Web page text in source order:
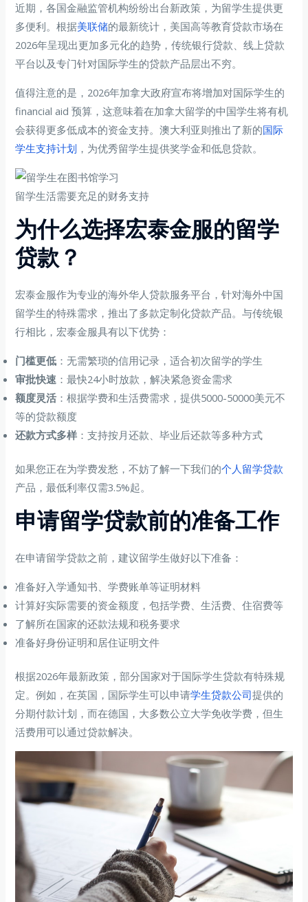
近期，各国金融监管机构纷纷出台新政策，为留学生提供更
多便利。根据美联储的最新统计，美国高等教育贷款市场在
2026年呈现出更加多元化的趋势，传统银行贷款、线上贷款
平台以及专门针对国际学生的贷款产品层出不穷。
值得注意的是，2026年加拿大政府宣布将增加对国际学生的
financial aid 预算，这意味着在加拿大留学的中国学生将有机
会获得更多低成本的资金支持。澳大利亚则推出了新的国际
学生支持计划 ，为优秀留学生提供奖学金和低息贷款。
留学生活需要充足的财务支持
为什么选择宏泰金服的留学
贷款？
宏泰金服作为专业的海外华人贷款服务平台，针对海外中国
留学生的特殊需求，推出了多款定制化贷款产品。与传统银
行相比，宏泰金服具有以下优势：
门槛更低 ：无需繁琐的信用记录，适合初次留学的学生
审批快速 ：最快24小时放款，解决紧急资金需求
额度灵活 ：根据学费和生活费需求，提供5000-50000美元不
等的贷款额度
还款方式多样 ：支持按月还款、毕业后还款等多种方式
如果您正在为学费发愁，不妨了解一下我们的个人留学贷款
产品，最低利率仅需3.5%起。
申请留学贷款前的准备工作
在申请留学贷款之前，建议留学生做好以下准备：
准备好入学通知书、学费账单等证明材料
计算好实际需要的资金额度，包括学费、生活费、住宿费等
了解所在国家的还款法规和税务要求
准备好身份证明和居住证明文件
根据2026年最新政策，部分国家对于国际学生贷款有特殊规
定。例如，在英国，国际学生可以申请学生贷款公司提供的
分期付款计划，而在德国，大多数公立大学免收学费，但生
活费用可以通过贷款解决。